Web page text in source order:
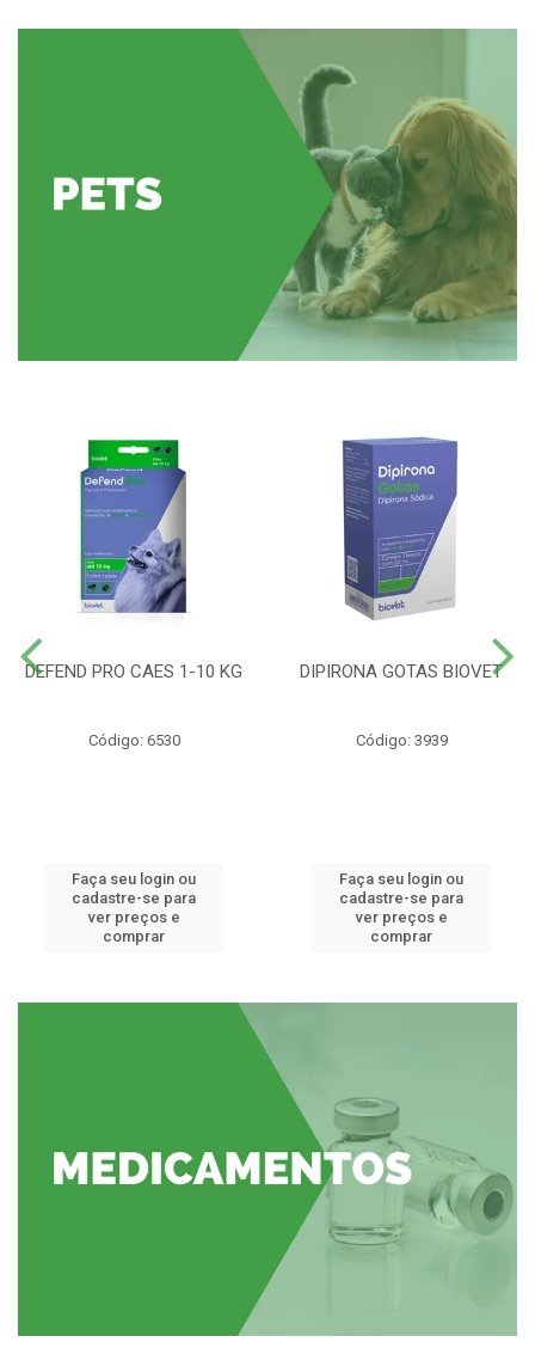
DEFEND PRO CAES 1-10 KG
Código: 6530
Faça seu login ou
cadastre-se para
ver preços e
comprar
DIPIRONA GOTAS BIOVET
Código: 3939
Faça seu login ou
cadastre-se para
ver preços e
comprar